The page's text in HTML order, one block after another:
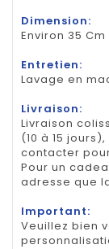
Dimension:
Environ 35 Cm
Entretien:
Lavage en
Livraison:
Livraison
(10 à 15
contacter
Pour un
adresse que
Important:
Veuillez bien